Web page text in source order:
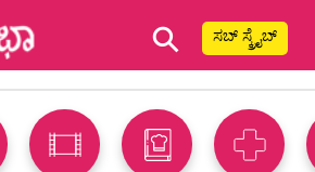
⚲ ಸಬ್ ಸ್ಕ್ರೈಬ್